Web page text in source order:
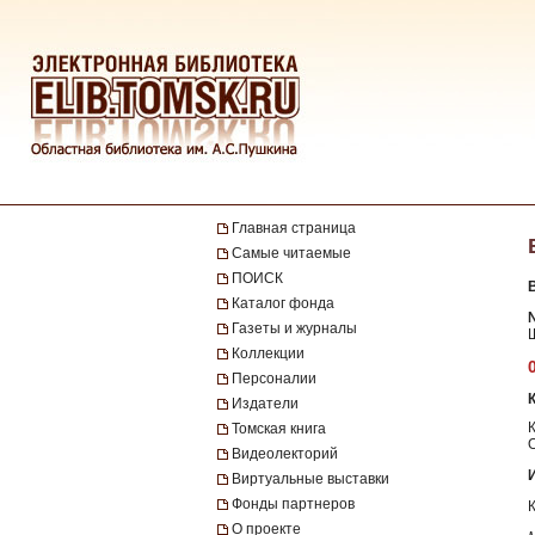
Главная страница
Самые читаемые
ПОИСК
Каталог фонда
Газеты и журналы
Коллекции
Персоналии
Издатели
Томская книга
Видеолекторий
Виртуальные выставки
Фонды партнеров
О проекте